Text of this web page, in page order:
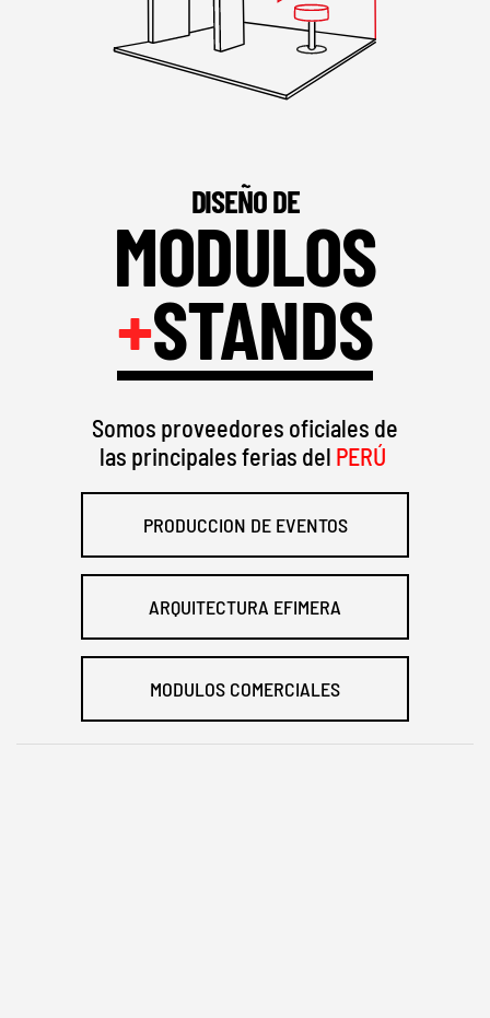
DISEÑO DE
MODULOS
+STANDS
Somos proveedores oficiales de
las principales ferias del PERÚ
PRODUCCION DE EVENTOS
ARQUITECTURA EFIMERA
MODULOS COMERCIALES